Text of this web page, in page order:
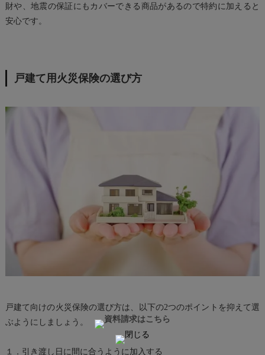
財や、地震の保証にもカバーできる商品があるので特約に加えると
安心です。
戸建て用火災保険の選び方
戸建て向けの火災保険の選び方は、以下の2つのポイントを抑えて選
ぶようにしましょう。
１． 引き渡し日に間に合うように加入する